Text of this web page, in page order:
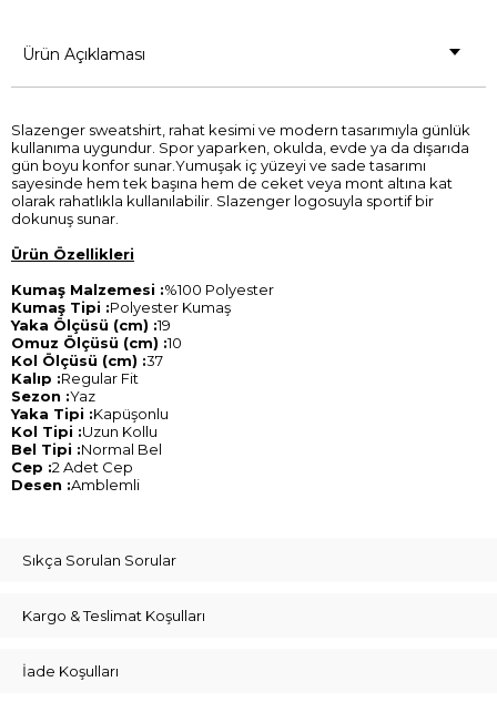
Ürün Açıklaması
Slazenger sweatshirt, rahat kesimi ve modern tasarımıyla günlük
kullanıma uygundur. Spor yaparken, okulda, evde ya da dışarıda
gün boyu konfor sunar.Yumuşak iç yüzeyi ve sade tasarımı
sayesinde hem tek başına hem de ceket veya mont altına kat
olarak rahatlıkla kullanılabilir. Slazenger logosuyla sportif bir
dokunuş sunar.
Ürün Özellikleri
Kumaş Malzemesi :%100 Polyester
Kumaş Tipi :Polyester Kumaş
Yaka Ölçüsü (cm) :19
Omuz Ölçüsü (cm) :10
Kol Ölçüsü (cm) :37
Kalıp :Regular Fit
Sezon :Yaz
Yaka Tipi :Kapüşonlu
Kol Tipi :Uzun Kollu
Bel Tipi :Normal Bel
Cep :2 Adet Cep
Desen :Amblemli
Sıkça Sorulan Sorular
Kargo & Teslimat Koşulları
İade Koşulları